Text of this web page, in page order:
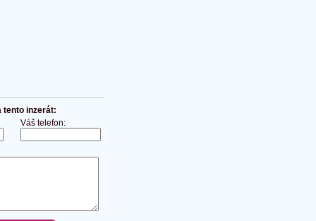
tento inzerát:
Váš telefon: